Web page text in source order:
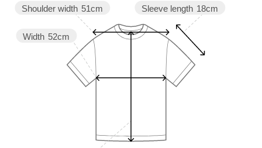
Sleeve length 18cm
Width 52cm
Shoulder width 51cm